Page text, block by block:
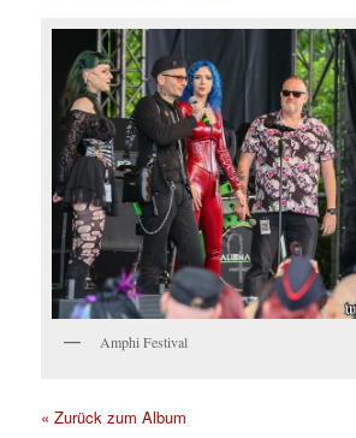
Amphi Festival
« Zurück zum Album